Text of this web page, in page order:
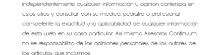
independientemente cualquier información u opinión contenida en
estos sitios y consultar con su médico, pediatra o profesional
competente la exactitud y la aplicabilidad de cualquier información
de esta web en su caso particular. Así mismo Asesoras Continuum
no se responsabiliza de las opiniones personales de los autores de
los artículos que incluimos.